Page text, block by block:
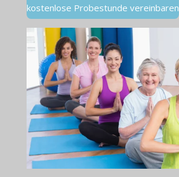
kostenlose Probestunde vereinbaren